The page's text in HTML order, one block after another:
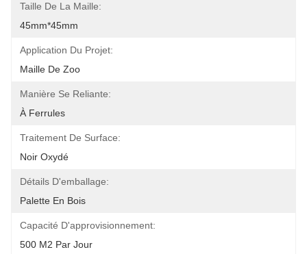
Taille De La Maille:
45mm*45mm
Application Du Projet:
Maille De Zoo
Manière Se Reliante:
À Ferrules
Traitement De Surface:
Noir Oxydé
Détails D'emballage:
Palette En Bois
Capacité D'approvisionnement:
500 M2 Par Jour